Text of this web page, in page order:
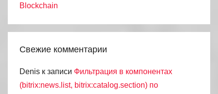
Blockchain
Свежие комментарии
Denis к записи Фильтрация в компонентах
(bitrix:news.list, bitrix:catalog.section) по